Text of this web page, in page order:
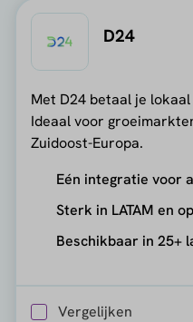
D24
Met D24 betaal je
Ideaal voor
Zuidoost-Europa.
Eén integratie voor
Sterk in LATAM en
Beschikbaar in 25+
Vergelijken